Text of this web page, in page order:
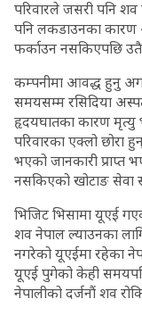
परिवारले जसरी पनि शव
पनि लकडाउनका कारण
फर्काउन नसकिएपछि उतै
कम्पनीमा आवद्ध हुनु
समयसम्म रसिदिया
हृदयघातका कारण मृत्यु
परिवारका एक्लो छोरा
भएको जानकारी प्राप्त
नसकिएको खोटाङ सेवा
भिजिट भिसामा यूएई
शव नेपाल ल्याउनका
नगरेको यूएईमा रहेका
यूएई पुगेको केही
नेपालीको दर्जनौं शव